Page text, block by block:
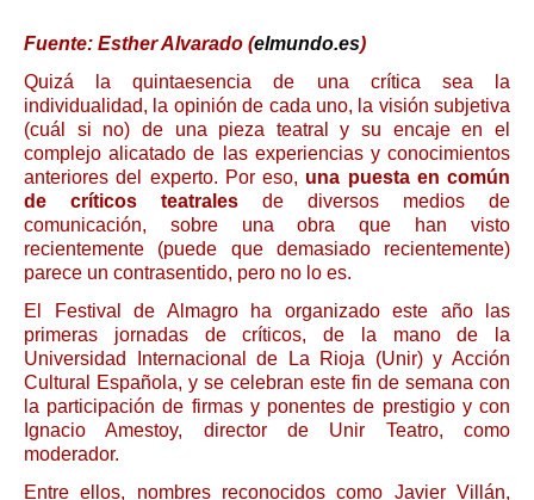
Fuente: Esther Alvarado (elmundo.es)
Quizá la quintaesencia de una crítica sea la
individualidad, la opinión de cada uno, la visión subjetiva
(cuál si no) de una pieza teatral y su encaje en el
complejo alicatado de las experiencias y conocimientos
anteriores del experto. Por eso, una puesta en común
de críticos teatrales de diversos medios de
comunicación, sobre una obra que han visto
recientemente (puede que demasiado recientemente)
parece un contrasentido, pero no lo es.
El Festival de Almagro ha organizado este año las
primeras jornadas de críticos, de la mano de la
Universidad Internacional de La Rioja (Unir) y Acción
Cultural Española, y se celebran este fin de semana con
la participación de firmas y ponentes de prestigio y con
Ignacio Amestoy, director de Unir Teatro, como
moderador.
Entre ellos, nombres reconocidos como Javier Villán,